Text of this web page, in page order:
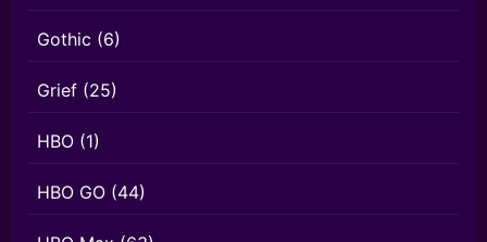
Gothic (6)
Grief (25)
HBO (1)
HBO GO (44)